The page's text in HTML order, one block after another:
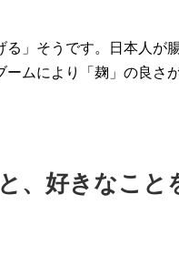
る」そうです。日本人が
ムにより「麹」の良さ
、好きなこと